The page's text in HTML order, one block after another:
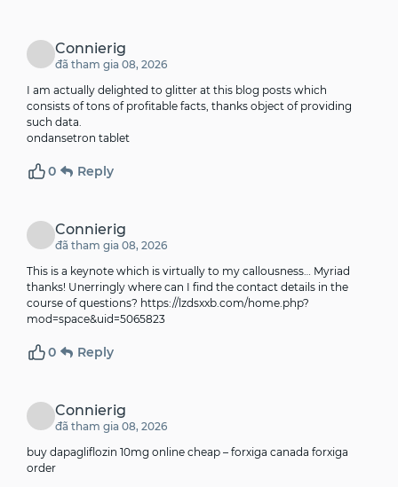
Connierig
đã tham gia 08, 2026
I am actually delighted to glitter at this blog posts which
consists of tons of profitable facts, thanks object of providing
such data.
ondansetron tablet
0 Reply
Connierig
đã tham gia 08, 2026
This is a keynote which is virtually to my callousness… Myriad
thanks! Unerringly where can I find the contact details in the
course of questions? https://lzdsxxb.com/home.php?
mod=space&uid=5065823
0 Reply
Connierig
đã tham gia 08, 2026
buy dapagliflozin 10mg online cheap – forxiga canada forxiga
order